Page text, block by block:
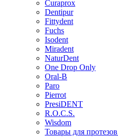
Curaprox
Dentipur
Fittydent
Fuchs
Isodent
Miradent
NaturDent
One Drop Only
Oral-B
Paro
Pierrot
PresiDENT
R.O.C.S.
Wisdom
Товары для